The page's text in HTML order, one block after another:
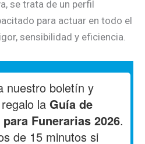
se trata de un perfil
para actuar en todo el
sensibilidad y eficiencia.